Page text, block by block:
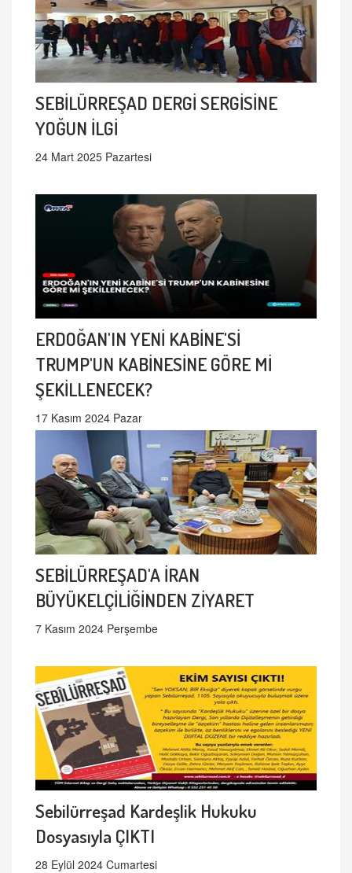
SEBİLÜRREŞAD DERGİ SERGİSİNE
YOĞUN İLGİ
24 Mart 2025 Pazartesi
ERDOĞAN'IN YENİ KABİNE'Sİ
TRUMP'UN KABİNESİNE GÖRE Mİ
ŞEKİLLENECEK?
17 Kasım 2024 Pazar
SEBİLÜRREŞAD'A İRAN
BÜYÜKELÇİLİĞİNDEN ZİYARET
7 Kasım 2024 Perşembe
Sebilürreşad Kardeşlik Hukuku
Dosyasıyla ÇIKTI
28 Eylül 2024 Cumartesi